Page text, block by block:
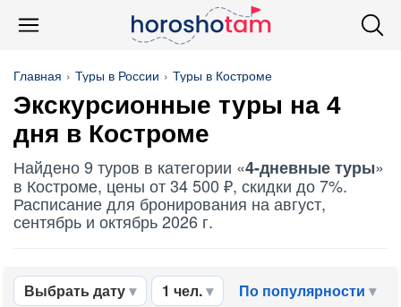
Главная Туры в России Туры в Костроме
Экскурсионные туры на 4
дня в Костроме
Найдено 9 туров в категории «4-дневные туры»
в Костроме, цены от 34 500 ₽, скидки до 7%.
Расписание для бронирования на август,
сентябрь и октябрь 2026 г.
Выбрать дату 1 чел. По популярности